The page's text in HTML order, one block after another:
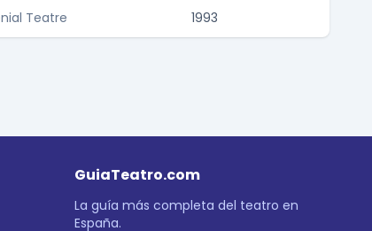
Teatre 1993
GuiaTeatro.com
La guía más completa del teatro en
España.